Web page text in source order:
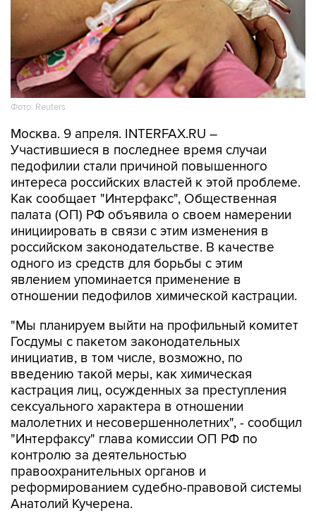
Фото: Reuters
Москва. 9 апреля. INTERFAX.RU –
Участившиеся в последнее время случаи
педофилии стали причиной повышенного
интереса российских властей к этой проблеме.
Как сообщает "Интерфакс", Общественная
палата (ОП) РФ объявила о своем намерении
инициировать в связи с этим изменения в
российском законодательстве. В качестве
одного из средств для борьбы с этим
явлением упоминается применение в
отношении педофилов химической кастрации.
"Мы планируем выйти на профильный комитет
Госдумы с пакетом законодательных
инициатив, в том числе, возможно, по
введению такой меры, как химическая
кастрация лиц, осужденных за преступления
сексуального характера в отношении
малолетних и несовершеннолетних", - сообщил
"Интерфаксу" глава комиссии ОП РФ по
контролю за деятельностью
правоохранительных органов и
реформированием судебно-правовой системы
Анатолий Кучерена.